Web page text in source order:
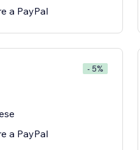
a PayPal
- 5%
a PayPal